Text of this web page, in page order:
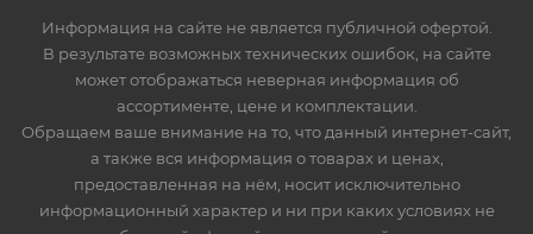
Информация на сайте не является публичной офертой.
В результате возможных технических ошибок, на сайте
может отображаться неверная информация об
ассортименте, цене и комплектации.
Обращаем ваше внимание на то, что данный интернет-сайт,
а также вся информация о товарах и ценах,
предоставленная на нём, носит исключительно
информационный характер и ни при каких условиях не